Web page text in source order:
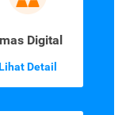
Digital
Detail